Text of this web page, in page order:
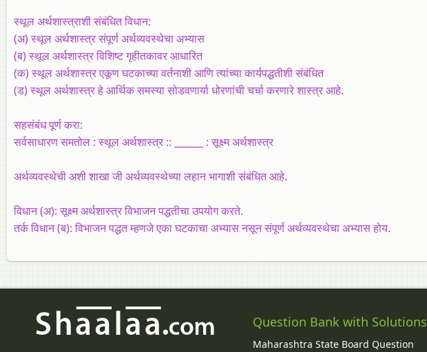
स्थूल अर्थशास्त्राशी संबंधित विधान:
(अ) स्थूल अर्थशास्त्र संपूर्ण अर्थव्यवस्थेचा अभ्यास
(ब) स्थूल अर्थशास्त्र विशिष्ट गृहीतकावर आधारित
(क) स्थूल अर्थशास्त्र एकूण घटकाच्या वर्तनाशी आणि त्यांच्या कार्यपद्धतीशी संबंधित
(ड) स्थूल अर्थशास्त्र हे आर्थिक समस्या सोडवणार्या धोरणांची चर्चा करणारे शास्त्र आहे.
सहसंबंध पूर्ण करा:
सर्वसाधारण समतोल : स्थूल अर्थशास्त्र :: ______ : सूक्ष्म अर्थशास्त्र
अर्थव्यवस्थेची अशी शाखा जी अर्थव्यवस्थेच्या लहान भागाशी संबंधित आहे.
विधान (अ):सूक्ष्म अर्थशास्त्र विभाजन पद्धतीचा उपयोग करते.
तर्क विधान (ब):विभाजन पद्धत म्हणजे एका घटकाचा अभ्यास नसून संपूर्ण अर्थव्यवस्थेचा अभ्यास होय.
Question Bank with Solutions
Maharashtra State Board Question